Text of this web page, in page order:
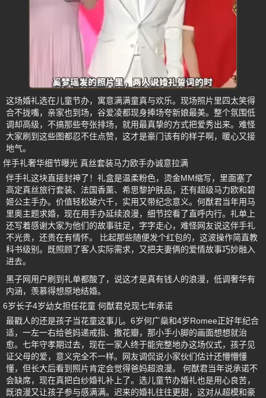
这场婚礼选在儿童节办，寓意满满童真与欢乐。现场照片里四太笑得
合不拢嘴，亲家也到场，谷爱凌都现身捧场夸新娘最美。整个氛围低
调却高级，不搞那些夸张排场，就用最真挚的方式把爱秀出来。难怪
大家刷到这些图都忍不住点赞，这才是豪门该有的样子啊，暖心又接
地气。
伴手礼奢华细节曝光 真丝套装马力欧手办诚意拉满
伴手礼这块直接封神了！礼盒是温柔粉色，烫金MM缩写，里面塞了
高定真丝旅行套装、法国香薰、希思黎护肤品，还有超级马力欧和碧
姬公主手办。价值轻松破六千，实用又带纪念意义。何猷君当年用马
里奥主题求婚，现在用手办延续浪漫，细节控看了直呼内行。礼单上
还写着感谢大家为他们的故事驻足，字字走心，难怪网友说这伴手礼
不光贵，还贵在有情怀。 比起那些随便发个红包的，这波操作简直教
科书级别。既照顾了客人实际需求，又把夫妻俩的爱情故事巧妙融入
进去。
黑子网用户刷到礼单都酸了，说这才是真有钱人的浪漫，低调奢华有
内涵，羡慕得想原地结婚。
6岁长子4岁幼女担任花童 何猷君兑现七年承诺
最戳人的还是孩子当花童这事儿。6岁何广燊和4岁Romee正好年纪合
适，一左一右给爸妈递戒指、撒花瓣，那小手小脚的画面想想就治
愈。七年守孝期过去，现在一家人终于能完整地办这场仪式，孩子见
证父母的爱，意义完全不一样。网友调侃说小家伙们估计还懵懵懂
懂，但长大后看到照片肯定会觉得爸妈超浪漫。 何猷君当年说承诺不
会缺席，现在真把白纱婚礼补上了。选儿童节办婚礼也是用心良苦，
既浪漫又让孩子参与感满满。迟来的婚礼往往更甜，这对从超模和豪